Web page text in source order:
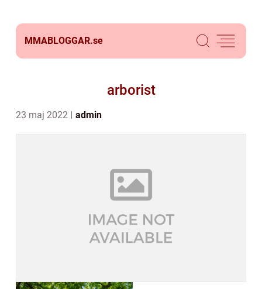
MMABLOGGAR.se
arborist
23 maj 2022 admin